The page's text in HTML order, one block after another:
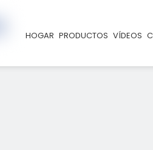
HOGAR PRODUCTOS VÍDEOS